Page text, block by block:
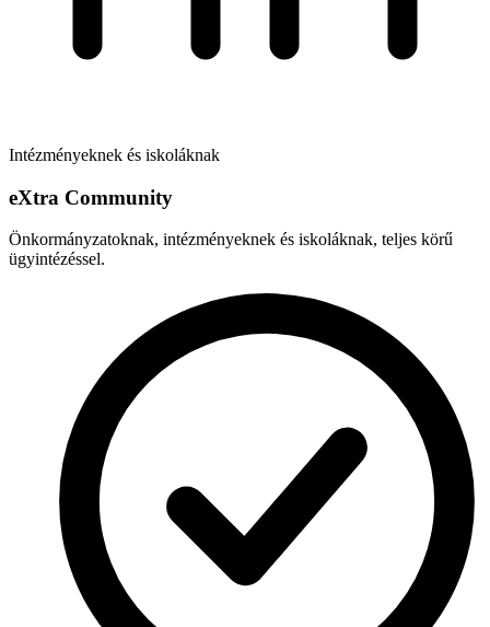
Intézményeknek és iskoláknak
eXtra Community
Önkormányzatoknak, intézményeknek és iskoláknak, teljes körű
ügyintézéssel.